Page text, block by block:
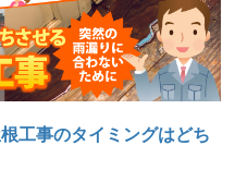
工事のタイミングはどち